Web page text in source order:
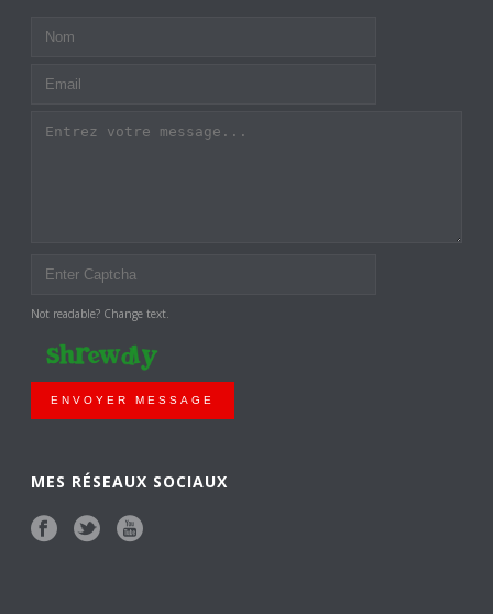
Not readable? Change text.
ENVOYER MESSAGE
MES RÉSEAUX SOCIAUX